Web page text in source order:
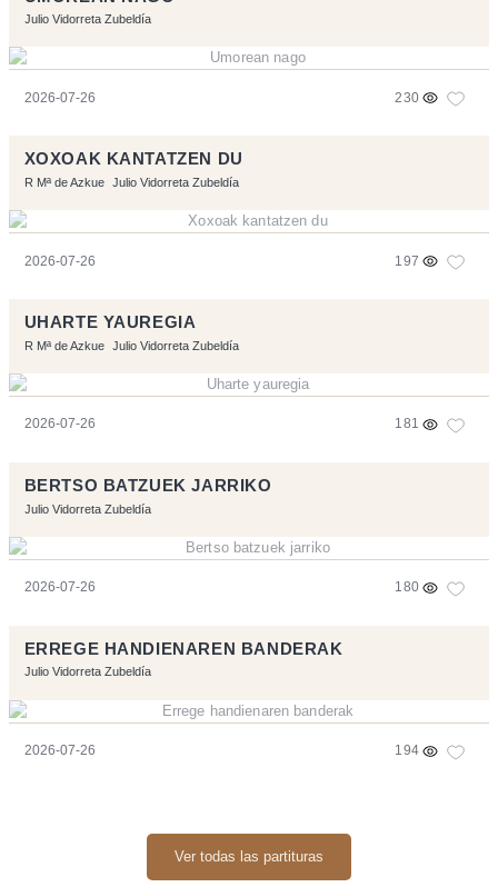
Julio Vidorreta Zubeldía
2026-07-26 230
XOXOAK KANTATZEN DU
R Mª de Azkue Julio Vidorreta Zubeldía
2026-07-26 197
UHARTE YAUREGIA
R Mª de Azkue Julio Vidorreta Zubeldía
2026-07-26 181
BERTSO BATZUEK JARRIKO
Julio Vidorreta Zubeldía
2026-07-26 180
ERREGE HANDIENAREN BANDERAK
Julio Vidorreta Zubeldía
2026-07-26 194
Ver todas las partituras